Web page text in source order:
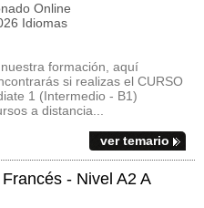
Online
Idiomas
formación, aquí
si realizas el CURSO
1 (Intermedio - B1)
a distancia...
ver temario
- Nivel A2 A